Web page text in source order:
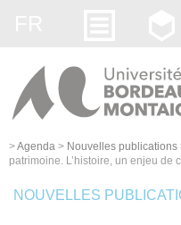
>Agenda > Nouvelles publications
patrimoine. L’histoire, un enjeu de
NOUVELLES